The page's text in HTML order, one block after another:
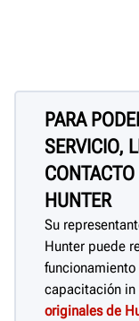
PARA
SERVICIO,
HUNTER
Su
Hunter puede
capacitación in
originales de